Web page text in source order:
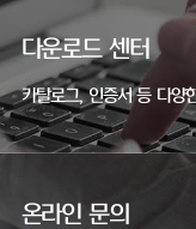
다운로드 센터
카탈로그, 인증서 등 다양
온라인 문의